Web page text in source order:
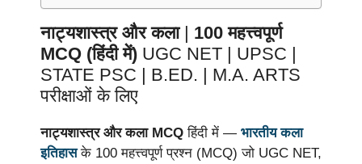
नाट्यशास्त्र और कला| 100 महत्त्वपूर्ण
MCQ (हिंदी में) UGC NET | UPSC |
STATE PSC | B.ED. | M.A. ARTS
परीक्षाओं के लिए
नाट्यशास्त्र और कला MCQ हिंदी में — भारतीय कला
इतिहासके 100 महत्त्वपूर्ण प्रश्न (MCQ) जो UGC NET,